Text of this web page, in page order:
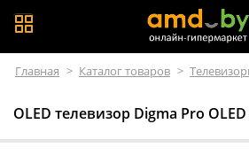
Главная > Каталог товаров >
OLED телевизор Digma Pro